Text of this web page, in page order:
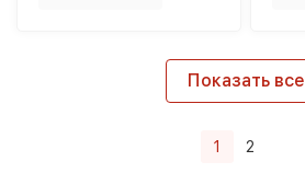
Показать все
1 2